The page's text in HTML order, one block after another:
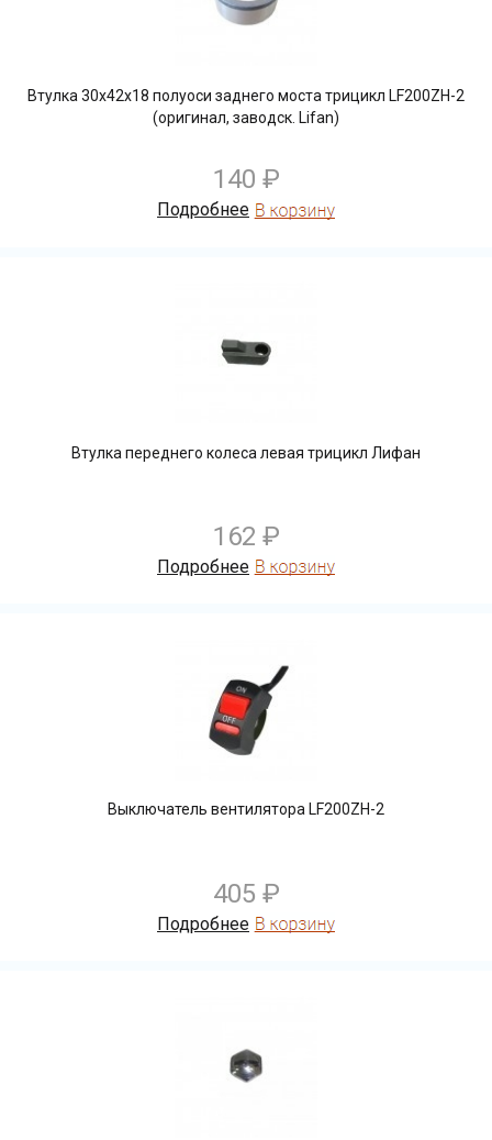
Втулка 30х42х18 полуоси заднего моста трицикл LF200ZH-2
(оригинал, заводск. Lifan)
140 ₽
Подробнее
Втулка переднего колеса левая трицикл Лифан
162 ₽
Подробнее
Выключатель вентилятора LF200ZH-2
405 ₽
Подробнее